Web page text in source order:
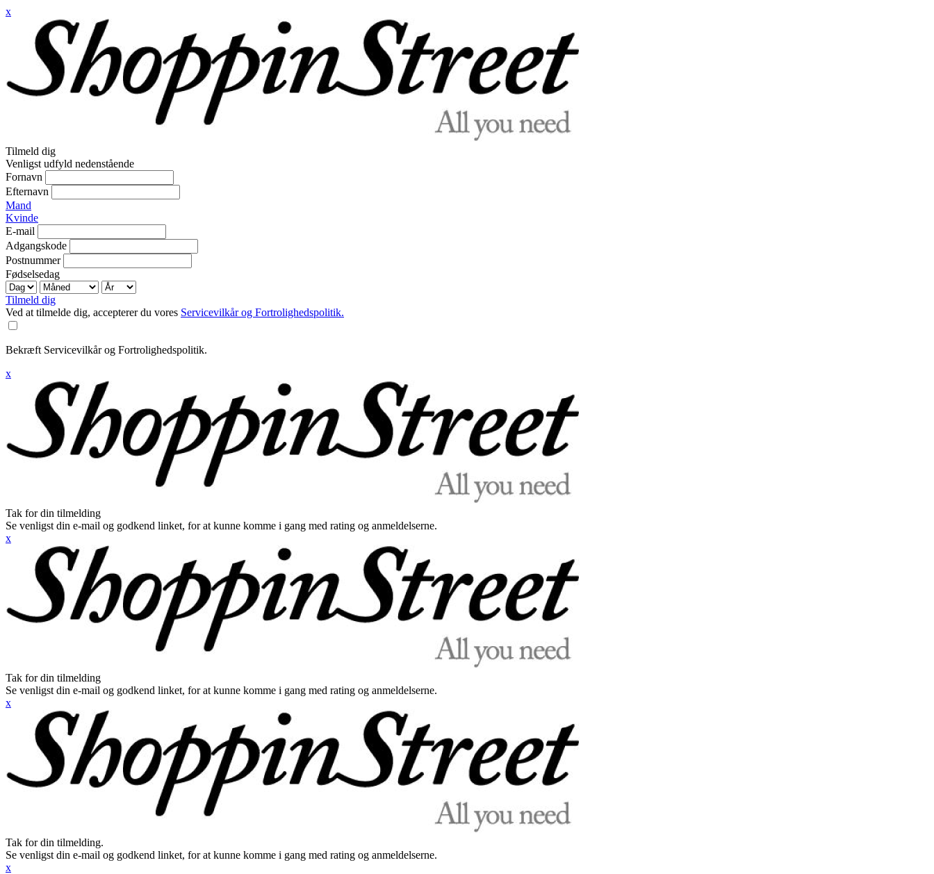
x
Tilmeld dig
Venligst udfyld nedenstående
Fornavn
Efternavn
Mand
Kvinde
E-mail
Adgangskode
Postnummer
Fødselsedag
Tilmeld dig
Ved at tilmelde dig, accepterer du vores Servicevilkår og Fortrolighedspolitik.
Bekræft Servicevilkår og Fortrolighedspolitik.
x
Tak for din tilmelding
Se venligst din e-mail og godkend linket, for at kunne komme i gang med rating og anmeldelserne.
x
Tak for din tilmelding
Se venligst din e-mail og godkend linket, for at kunne komme i gang med rating og anmeldelserne.
x
Tak for din tilmelding.
Se venligst din e-mail og godkend linket, for at kunne komme i gang med rating og anmeldelserne.
x